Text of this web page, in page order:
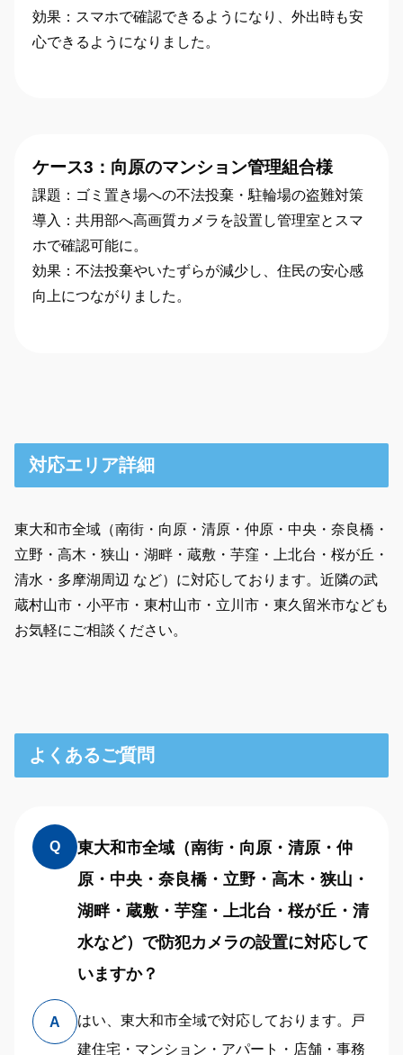
効果：スマホで確認できるようになり、外出時も安
心できるようになりました。
ケース3：向原のマンション管理組合様
課題：ゴミ置き場への不法投棄・駐輪場の盗難対策
導入：共用部へ高画質カメラを設置し管理室とスマ
ホで確認可能に。
効果：不法投棄やいたずらが減少し、住民の安心感
向上につながりました。
対応エリア詳細
東大和市全域（南街・向原・清原・仲原・中央・奈良橋・
立野・高木・狭山・湖畔・蔵敷・芋窪・上北台・桜が丘・
清水・多摩湖周辺 など）に対応しております。近隣の武
蔵村山市・小平市・東村山市・立川市・東久留米市なども
お気軽にご相談ください。
よくあるご質問
Q
東大和市全域（南街・向原・清原・仲
原・中央・奈良橋・立野・高木・狭山・
湖畔・蔵敷・芋窪・上北台・桜が丘・清
水など）で防犯カメラの設置に対応して
いますか？
A
はい、東大和市全域で対応しております。戸
建住宅・マンション・アパート・店舗・事務